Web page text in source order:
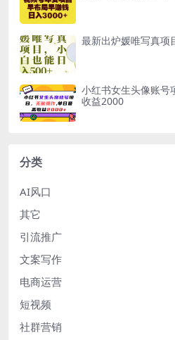
最新出炉媛唯写真项
小红书女生头像账号
收益2000
分类
AI风口
其它
引流推广
文案写作
电商运营
短视频
社群营销